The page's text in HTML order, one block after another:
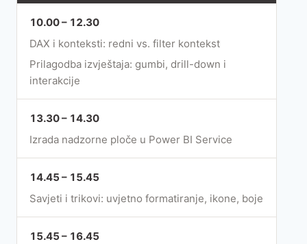
10.00 – 12.30
DAX i konteksti: redni vs. filter kontekst
Prilagodba izvještaja: gumbi, drill-down i
interakcije
13.30 – 14.30
Izrada nadzorne ploče u Power BI Service
14.45 – 15.45
Savjeti i trikovi: uvjetno formatiranje, ikone, boje
15.45 – 16.45